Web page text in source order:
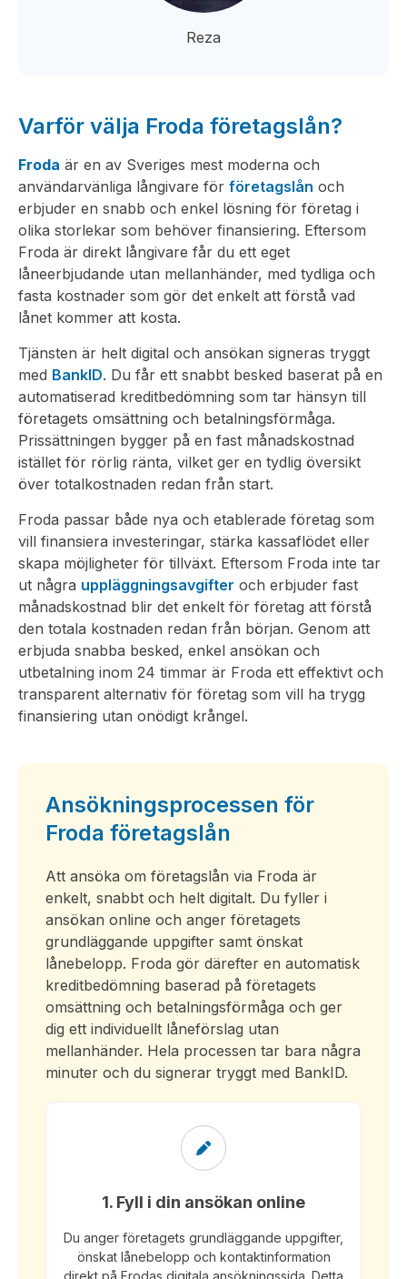
Reza
Varför välja Froda företagslån?
Froda är en av Sveriges mest moderna och
användarvänliga långivare för företagslån och
erbjuder en snabb och enkel lösning för företag i
olika storlekar som behöver finansiering. Eftersom
Froda är direkt långivare får du ett eget
låneerbjudande utan mellanhänder, med tydliga och
fasta kostnader som gör det enkelt att förstå vad
lånet kommer att kosta.
Tjänsten är helt digital och ansökan signeras tryggt
med BankID. Du får ett snabbt besked baserat på en
automatiserad kreditbedömning som tar hänsyn till
företagets omsättning och betalningsförmåga.
Prissättningen bygger på en fast månadskostnad
istället för rörlig ränta, vilket ger en tydlig översikt
över totalkostnaden redan från start.
Froda passar både nya och etablerade företag som
vill finansiera investeringar, stärka kassaflödet eller
skapa möjligheter för tillväxt. Eftersom Froda inte tar
ut några uppläggningsavgifter och erbjuder fast
månadskostnad blir det enkelt för företag att förstå
den totala kostnaden redan från början. Genom att
erbjuda snabba besked, enkel ansökan och
utbetalning inom 24 timmar är Froda ett effektivt och
transparent alternativ för företag som vill ha trygg
finansiering utan onödigt krångel.
Ansökningsprocessen för
Froda företagslån
Att ansöka om företagslån via Froda är
enkelt, snabbt och helt digitalt. Du fyller i
ansökan online och anger företagets
grundläggande uppgifter samt önskat
lånebelopp. Froda gör därefter en automatisk
kreditbedömning baserad på företagets
omsättning och betalningsförmåga och ger
dig ett individuellt låneförslag utan
mellanhänder. Hela processen tar bara några
minuter och du signerar tryggt med BankID.
1. Fyll i din ansökan online
Du anger företagets grundläggande uppgifter,
önskat lånebelopp och kontaktinformation
direkt på Frodas digitala ansökningssida. Detta